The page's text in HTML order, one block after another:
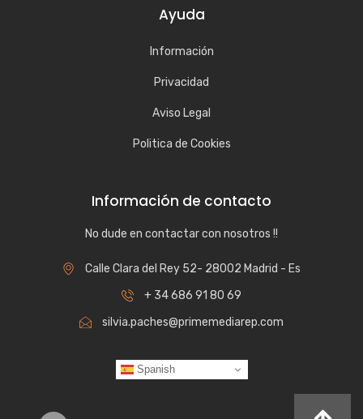
Ayuda
Información
Privacidad
Aviso Legal
Politica de Cookies
Información de contacto
No dude en contactar con nosotros !!
Calle Clara del Rey 52- 28002 Madrid - Es
+ 34 686 91 80 69
silvia.paches@primemediarep.com
Spanish